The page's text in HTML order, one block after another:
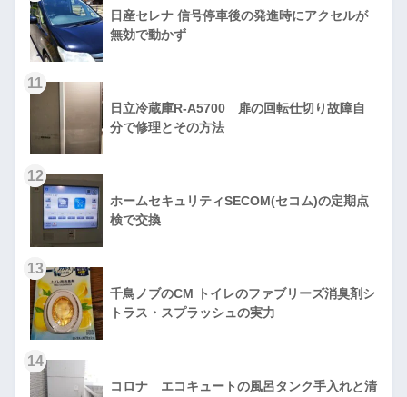
日産セレナ 信号停車後の発進時にアクセルが
無効で動かず
11
日立冷蔵庫R-A5700 扉の回転仕切り故障自
分で修理とその方法
12
ホームセキュリティSECOM(セコム)の定期点
検で交換
13
千鳥ノブのCM トイレのファブリーズ消臭剤シ
トラス・スプラッシュの実力
14
コロナ エコキュートの風呂タンク手入れと清